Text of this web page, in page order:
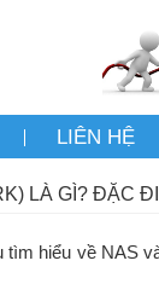
LIÊN HỆ
LÀ GÌ? ĐẶC
hiểu về NAS